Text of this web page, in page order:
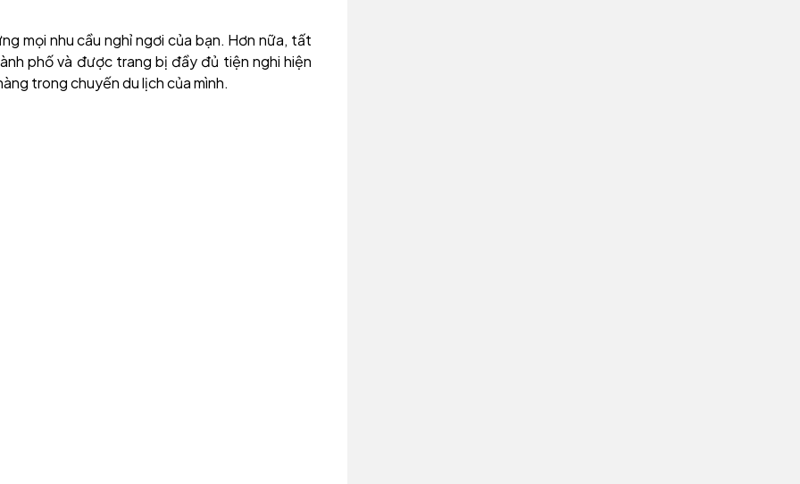
mọi nhu cầu nghỉ ngơi của bạn. Hơn nữa, tất
phố và được trang bị đầy đủ tiện nghi hiện
trong chuyến du lịch của mình.